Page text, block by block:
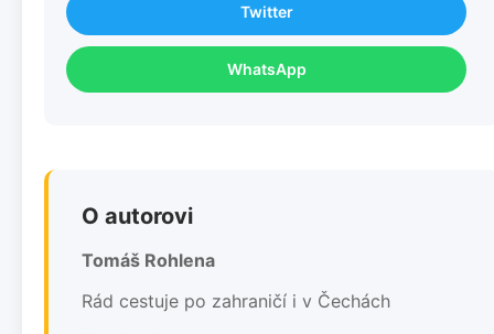
Twitter
WhatsApp
O autorovi
Tomáš Rohlena
Rád cestuje po zahraničí i v Čechách